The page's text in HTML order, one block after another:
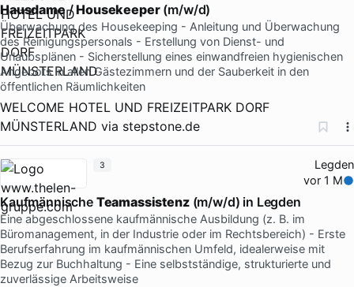
Hausdame/Housekeeper(m/w/d)
Überwachung des Housekeeping - Anleitung und Überwachung
des Reinigungspersonals - Erstellung von Dienst- und
Urlaubsplänen - Sicherstellung eines einwandfreien hygienischen
Angebots in allen Gästezimmern und der Sauberkeit in den
öffentlichen Räumlichkeiten
WELCOME HOTEL UND FREIZEITPARK DORF
MÜNSTERLAND via stepstone.de
Legden
vor 1 M
Kaufmännische Teamassistenz(m/w/d) in Legden
Eine abgeschlossene kaufmännische Ausbildung (z. B. im
Büromanagement, in der Industrie oder im Rechtsbereich) - Erste
Berufserfahrung im kaufmännischen Umfeld, idealerweise mit
Bezug zur Buchhaltung - Eine selbstständige, strukturierte und
zuverlässige Arbeitsweise
3